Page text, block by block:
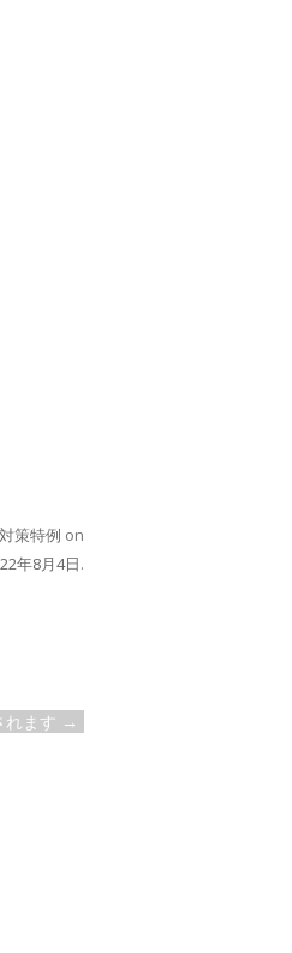
策特例 on
年8月4日.
れます →